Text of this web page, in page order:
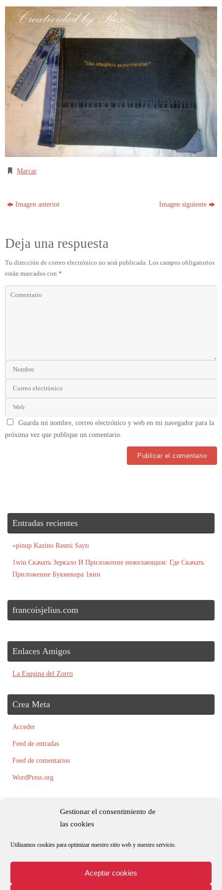
Gestionar el consentimiento de
las cookies
Utilizamos cookies para optimizar nuestro sitio web y nuestro servicio.
Aceptar cookies
Marcar.
Imagen anterior Imagen siguiente
Deja una respuesta
Tu dirección de correo electrónico no será publicada. Los campos obligatorios
están marcados con *
Guarda mi nombre, correo electrónico y web en mi navegador para la
próxima vez que publique un comentario.
Entradas recientes
«pinup Kazino Rəsmi Saytı
1win Скачать Зеркало И Приложение нежелающим: Где Скачать
Приложение Букмекера 1вин
francoisjelius.com
Enlaces Amigos
La Esquina del Zorro
Crea Meta
Acceder
Feed de entradas
Feed de comentarios
WordPress.org